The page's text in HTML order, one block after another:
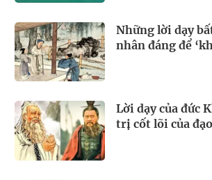
Những lời dạy
nhân đáng để
Lời dạy của đức
trị cốt lõi của